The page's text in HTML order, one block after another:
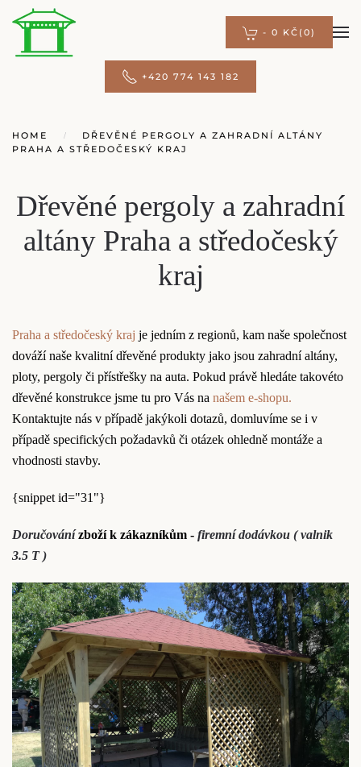
- 0 KČ (0)
+420 774 143 182
HOME
DŘEVĚNÉ PERGOLY A ZAHRADNÍ ALTÁNY
PRAHA A STŘEDOČESKÝ KRAJ
Dřevěné pergoly a zahradní
altány Praha a středočeský
kraj
Praha a středočeský kraj je jedním z regionů, kam naše společnost
dováží naše kvalitní dřevěné produkty jako jsou zahradní altány,
ploty, pergoly či přístřešky na auta. Pokud právě hledáte takovéto
dřevěné konstrukce jsme tu pro Vás na našem e-shopu.
Kontaktujte nás v případě jakýkoli dotazů, domluvíme se i v
případě specifických požadavků či otázek ohledně montáže a
vhodnosti stavby.
{snippet id="31"}
Doručovánízboží k zákazníkům - firemní dodávkou ( valnik
3.5 T )